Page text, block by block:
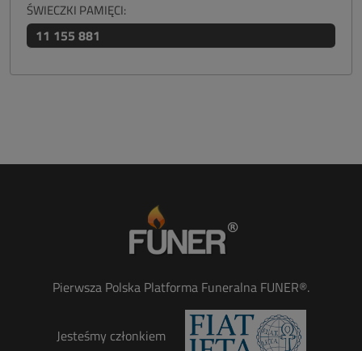
ŚWIECZKI PAMIĘCI:
11 155 881
Pierwsza Polska Platforma Funeralna FUNER®.
Jesteśmy członkiem